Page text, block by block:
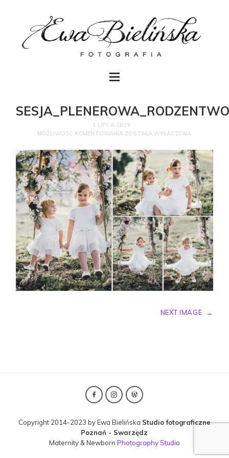
1 LIPCA 2019
MOŻLIWOŚĆ KOMENTOWANIA ZOSTAŁA WYŁĄCZONA
NEXT IMAGE →
Copyright 2014-2023 by Ewa Bielińska Studio fotograficzne
Poznań - Swarzędz
Maternity & Newborn Photography Studio